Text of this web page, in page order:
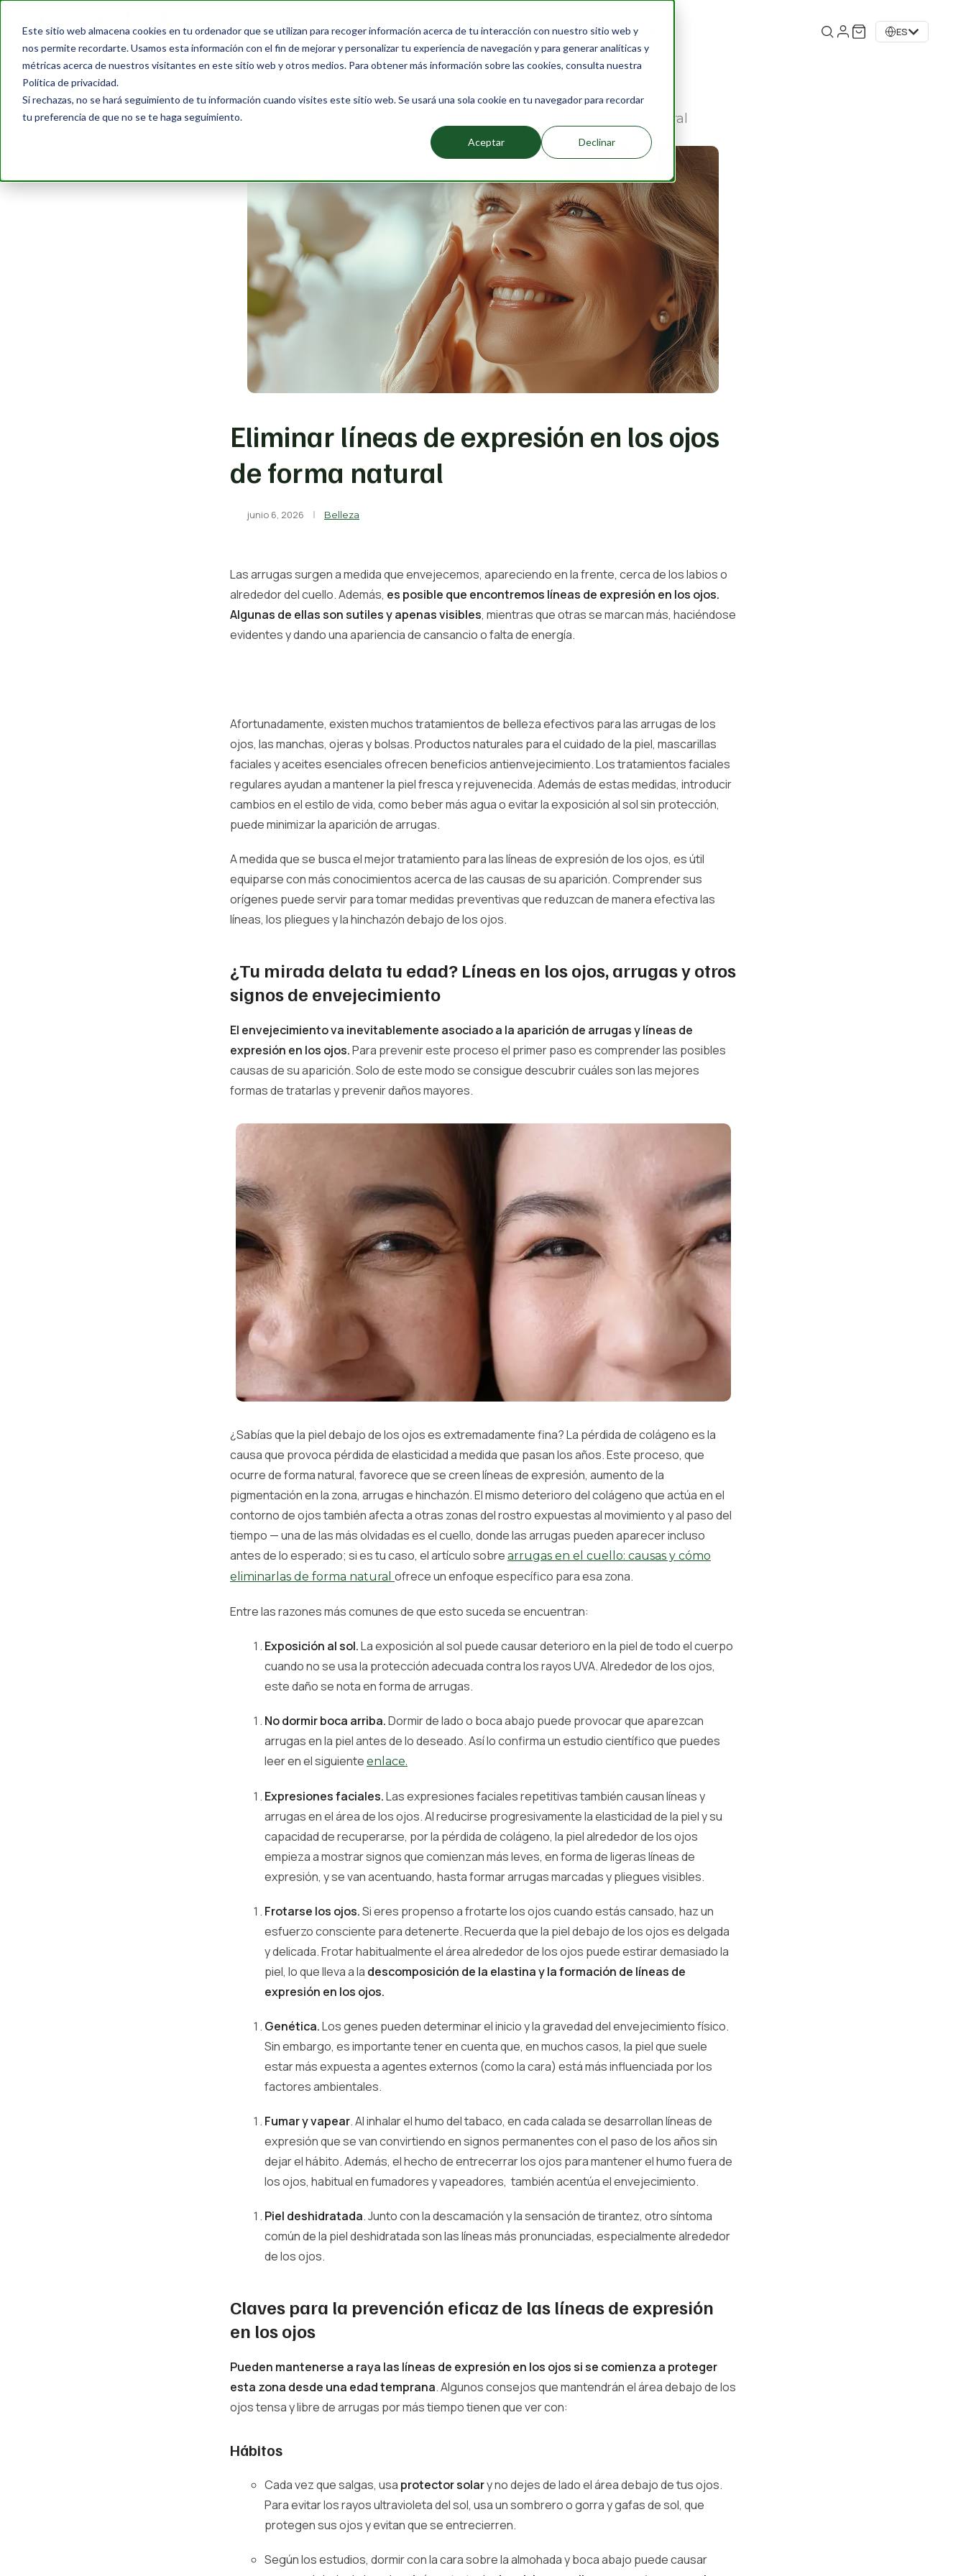
Este sitio web almacena cookies en tu ordenador que se utilizan para recoger información acerca de tu interacción con nuestro sitio web y
nos permite recordarte. Usamos esta información con el fin de mejorar y personalizar tu experiencia de navegación y para generar analíticas y
métricas acerca de nuestros visitantes en este sitio web y otros medios. Para obtener más información sobre las cookies, consulta nuestra
Política de privacidad.
Si rechazas, no se hará seguimiento de tu información cuando visites este sitio web. Se usará una sola cookie en tu navegador para recordar
tu preferencia de que no se te haga seguimiento.
Aceptar Declinar
Productos Packs Saber más Sobre nosotros ES
Blog Eliminar líneas de expresión en los ojos de forma natural
Eliminar líneas de expresión en los ojos
de forma natural
junio 6, 2026 Belleza
Las arrugas surgen a medida que envejecemos, apareciendo en la frente, cerca de los labios o
alrededor del cuello. Además, es posible que encontremos líneas de expresión en los ojos.
Algunas de ellas son sutiles y apenas visibles, mientras que otras se marcan más, haciéndose
evidentes y dando una apariencia de cansancio o falta de energía.
Afortunadamente, existen muchos tratamientos de belleza efectivos para las arrugas de los
ojos, las manchas, ojeras y bolsas. Productos naturales para el cuidado de la piel, mascarillas
faciales y aceites esenciales ofrecen beneficios antienvejecimiento. Los tratamientos faciales
regulares ayudan a mantener la piel fresca y rejuvenecida. Además de estas medidas, introducir
cambios en el estilo de vida, como beber más agua o evitar la exposición al sol sin protección,
puede minimizar la aparición de arrugas.
A medida que se busca el mejor tratamiento para las líneas de expresión de los ojos, es útil
equiparse con más conocimientos acerca de las causas de su aparición. Comprender sus
orígenes puede servir para tomar medidas preventivas que reduzcan de manera efectiva las
líneas, los pliegues y la hinchazón debajo de los ojos.
¿Tu mirada delata tu edad? Líneas en los ojos, arrugas y otros
signos de envejecimiento
El envejecimiento va inevitablemente asociado a la aparición de arrugas y líneas de
expresión en los ojos.Para prevenir este proceso el primer paso es comprender las posibles
causas de su aparición. Solo de este modo se consigue descubrir cuáles son las mejores
formas de tratarlas y prevenir daños mayores.
¿Sabías que la piel debajo de los ojos es extremadamente fina? La pérdida de colágeno es la
causa que provoca pérdida de elasticidad a medida que pasan los años. Este proceso, que
ocurre de forma natural, favorece que se creen líneas de expresión, aumento de la
pigmentación en la zona, arrugas e hinchazón. El mismo deterioro del colágeno que actúa en el
contorno de ojos también afecta a otras zonas del rostro expuestas al movimiento y al paso del
tiempo — una de las más olvidadas es el cuello, donde las arrugas pueden aparecer incluso
antes de lo esperado; si es tu caso, el artículo sobre arrugas en el cuello: causas y cómo
eliminarlas de forma natural ofrece un enfoque específico para esa zona.
Entre las razones más comunes de que esto suceda se encuentran:
Exposición al sol.La exposición al sol puede causar deterioro en la piel de todo el cuerpo
cuando no se usa la protección adecuada contra los rayos UVA. Alrededor de los ojos,
este daño se nota en forma de arrugas.
No dormir boca arriba.Dormir de lado o boca abajo puede provocar que aparezcan
arrugas en la piel antes de lo deseado. Así lo confirma un estudio científico que puedes
leer en el siguiente enlace.
Expresiones faciales.Las expresiones faciales repetitivas también causan líneas y
arrugas en el área de los ojos. Al reducirse progresivamente la elasticidad de la piel y su
capacidad de recuperarse, por la pérdida de colágeno, la piel alrededor de los ojos
empieza a mostrar signos que comienzan más leves, en forma de ligeras líneas de
expresión, y se van acentuando, hasta formar arrugas marcadas y pliegues visibles.
Frotarse los ojos.Si eres propenso a frotarte los ojos cuando estás cansado, haz un
esfuerzo consciente para detenerte. Recuerda que la piel debajo de los ojos es delgada
y delicada. Frotar habitualmente el área alrededor de los ojos puede estirar demasiado la
piel, lo que lleva a la descomposición de la elastina y la formación de líneas de
expresión en los ojos.
Genética.Los genes pueden determinar el inicio y la gravedad del envejecimiento físico.
Sin embargo, es importante tener en cuenta que, en muchos casos, la piel que suele
estar más expuesta a agentes externos (como la cara) está más influenciada por los
factores ambientales.
Fumar y vapear. Al inhalar el humo del tabaco, en cada calada se desarrollan líneas de
expresión que se van convirtiendo en signos permanentes con el paso de los años sin
dejar el hábito. Además, el hecho de entrecerrar los ojos para mantener el humo fuera de
los ojos, habitual en fumadores y vapeadores, también acentúa el envejecimiento.
Piel deshidratada. Junto con la descamación y la sensación de tirantez, otro síntoma
común de la piel deshidratada son las líneas más pronunciadas, especialmente alrededor
de los ojos.
Claves para la prevención eficaz de las líneas de expresión
en los ojos
Pueden mantenerse a raya las líneas de expresión en los ojos si se comienza a proteger
esta zona desde una edad temprana. Algunos consejos que mantendrán el área debajo de los
ojos tensa y libre de arrugas por más tiempo tienen que ver con:
Hábitos
Cada vez que salgas, usa protector solary no dejes de lado el área debajo de tus ojos.
Para evitar los rayos ultravioleta del sol, usa un sombrero o gorra y gafas de sol, que
protegen sus ojos y evitan que se entrecierren.
Según los estudios, dormir con la cara sobre la almohada y boca abajo puede causar